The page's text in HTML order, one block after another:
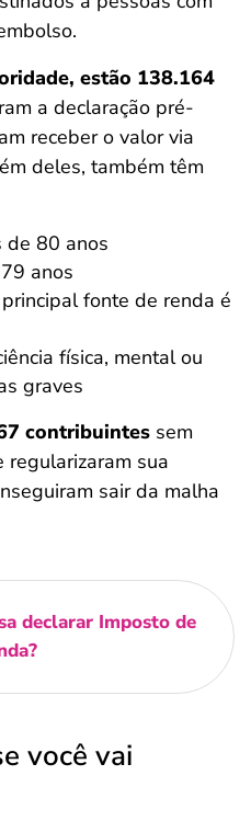
estão 138.164
a declaração pré-
receber o valor via
deles, também têm
de 80 anos
anos
fonte de renda é
física, mental ou
graves
contribuintes sem
sua
sair da malha
declarar Imposto de
você vai